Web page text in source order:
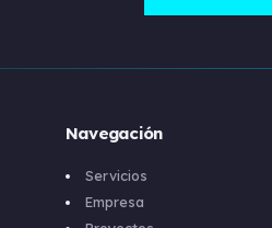
Navegación
Servicios
Empresa